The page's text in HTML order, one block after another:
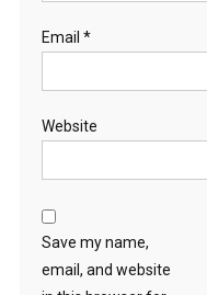
Email *
Website
Save my name,
email, and website